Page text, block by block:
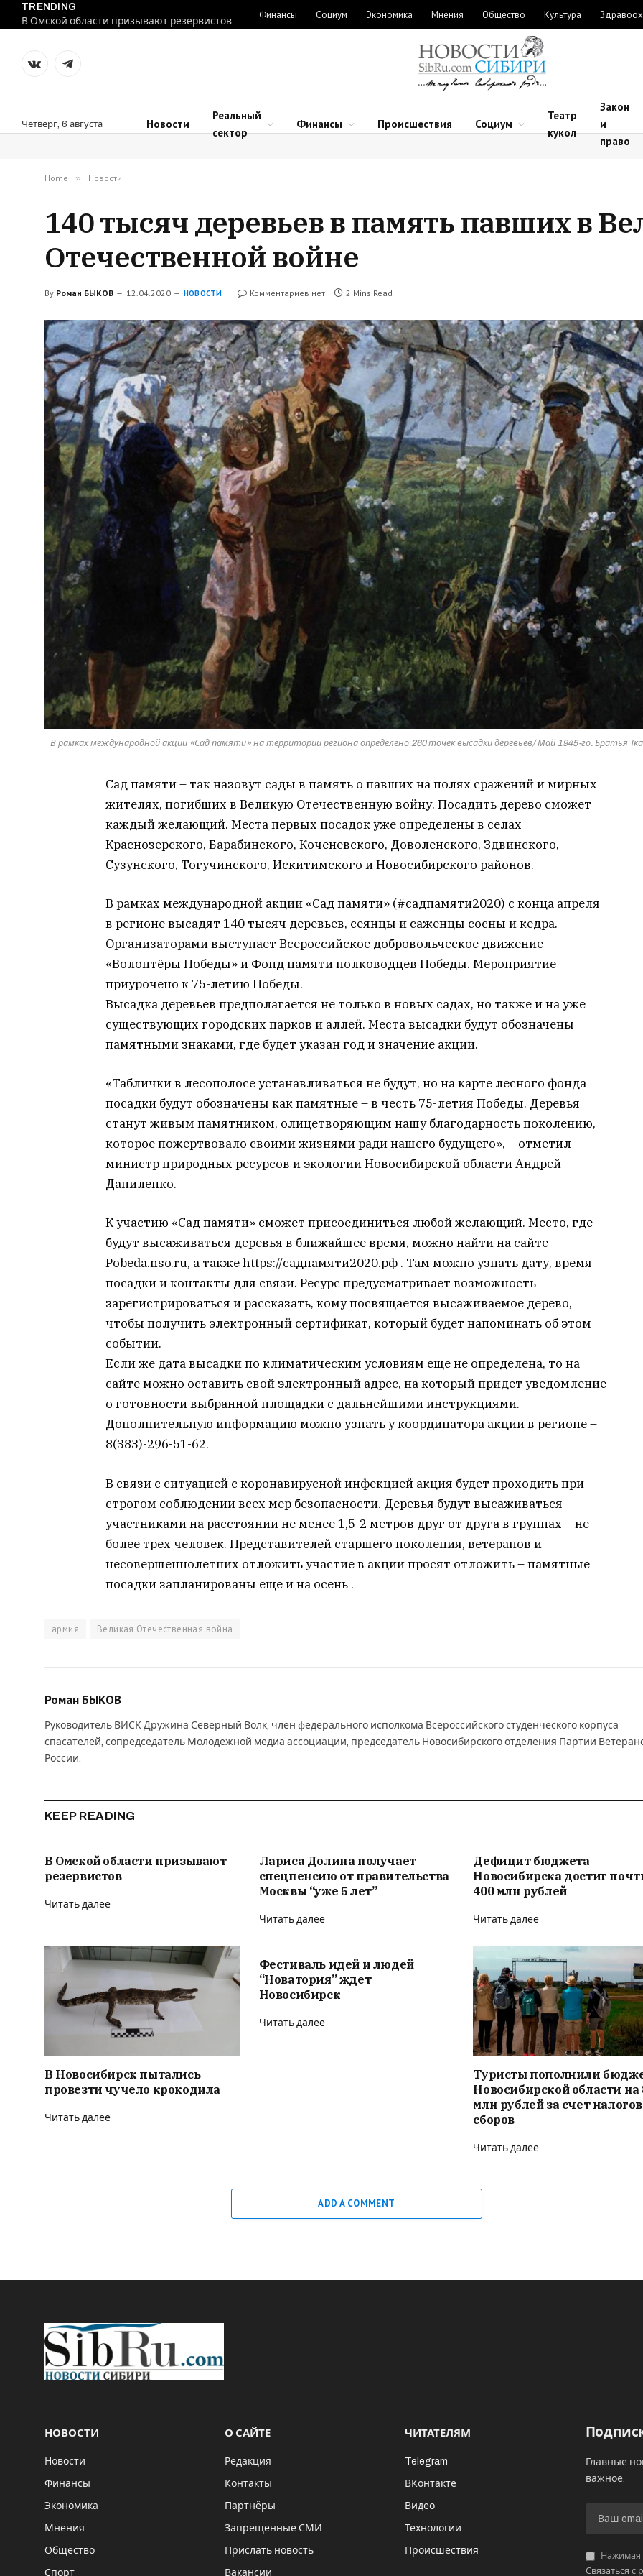
TRENDING
В Омской области призывают резервистов
Финансы Социум Экономика Мнения Общество Культура
VKontakteTelegram
Четверг, 6 августа Новости
Реальный
сектор
Финансы Происшествия Социум
Театр
кукол
Закон
и
право
Home » Новости
140 тысяч деревьев в память павших в
Отечественной войне
By Роман БЫКОВ 12.04.2020 НОВОСТИ Комментариев нет 2 Mins Read
В рамках международной акции «Сад памяти» на территории региона определено 260 точек высадки деревьев/ Май 1945-го. Братья
Сад памяти – так назовут сады в память о павших на полях сражений и мирных
жителях, погибших в Великую Отечественную войну. Посадить дерево сможет
каждый желающий. Места первых посадок уже определены в селах
Краснозерского, Барабинского, Коченевского, Доволенского, Здвинского,
Сузунского, Тогучинского, Искитимского и Новосибирского районов.
В рамках международной акции «Сад памяти» (#садпамяти2020) с конца апреля
в регионе высадят 140 тысяч деревьев, сеянцы и саженцы сосны и кедра.
Организаторами выступает Всероссийское добровольческое движение
«Волонтёры Победы» и Фонд памяти полководцев Победы. Мероприятие
приурочено к 75-летию Победы.
Высадка деревьев предполагается не только в новых садах, но также и на уже
существующих городских парков и аллей. Места высадки будут обозначены
памятными знаками, где будет указан год и значение акции.
«Таблички в лесополосе устанавливаться не будут, но на карте лесного фонда
посадки будут обозначены как памятные – в честь 75-летия Победы. Деревья
станут живым памятником, олицетворяющим нашу благодарность поколению,
которое пожертвовало своими жизнями ради нашего будущего», – отметил
министр природных ресурсов и экологии Новосибирской области Андрей
Даниленко.
К участию «Сад памяти» сможет присоединиться любой желающий. Место, где
будут высаживаться деревья в ближайшее время, можно найти на сайте
Pobeda.nso.ru, а также https://садпамяти2020.рф . Там можно узнать дату, время
посадки и контакты для связи. Ресурс предусматривает возможность
зарегистрироваться и рассказать, кому посвящается высаживаемое дерево,
чтобы получить электронный сертификат, который будет напоминать об этом
событии.
Если же дата высадки по климатическим условиям еще не определена, то на
сайте можно оставить свой электронный адрес, на который придет уведомление
о готовности выбранной площадки с дальнейшими инструкциями.
Дополнительную информацию можно узнать у координатора акции в регионе –
8(383)-296-51-62.
В связи с ситуацией с коронавирусной инфекцией акция будет проходить при
строгом соблюдении всех мер безопасности. Деревья будут высаживаться
участниками на расстоянии не менее 1,5-2 метров друг от друга в группах – не
более трех человек. Представителей старшего поколения, ветеранов и
несовершеннолетних отложить участие в акции просят отложить – памятные
посадки запланированы еще и на осень .
армия Великая Отечественная война
Роман БЫКОВ
Руководитель ВИСК Дружина Северный Волк, член федерального исполкома Всероссийского студенческого корпуса
спасателей, сопредседатель Молодежной медиа ассоциации, председатель Новосибирского отделения Партии
России.
KEEP READING
В Омской области призывают
резервистов
Читать далее
Лариса Долина получает
спецпенсию от правительства
Москвы “уже 5 лет”
Читать далее
Дефицит бюджета
Новосибирска достиг
400 млн рублей
Читать далее
В Новосибирск пытались
провезти чучело крокодила
Читать далее
Фестиваль идей и людей
“Новатория” ждет
Новосибирск
Читать далее
Туристы пополнили
Новосибирской области на
млн рублей за счет
сборов
Читать далее
ADD A COMMENT
НОВОСТИ
Новости
Финансы
Экономика
Мнения
Общество
Спорт
О САЙТЕ
Редакция
Контакты
Партнёры
Запрещённые СМИ
Прислать новость
Вакансии
ЧИТАТЕЛЯМ
Telegram
ВКонтакте
Видео
Технологии
Происшествия
Главные
важное.
Нажимая
Связаться с